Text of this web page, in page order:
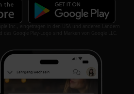
Inc., eingetragen in den USA und anderen Ländern
das Google Play-Logo sind Marken von Google LLC.